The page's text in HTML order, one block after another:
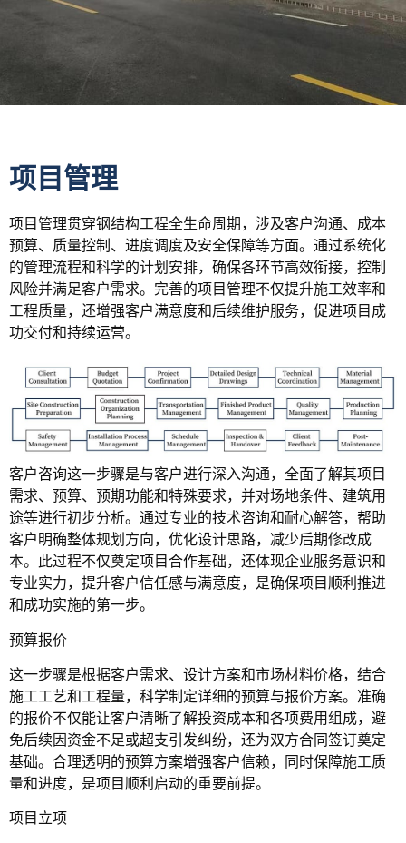
项目管理
项目管理贯穿钢结构工程全生命周期，涉及客户沟通、成本
预算、质量控制、进度调度及安全保障等方面。通过系统化
的管理流程和科学的计划安排，确保各环节高效衔接，控制
风险并满足客户需求。完善的项目管理不仅提升施工效率和
工程质量，还增强客户满意度和后续维护服务，促进项目成
功交付和持续运营。
客户咨询这一步骤是与客户进行深入沟通，全面了解其项目
需求、预算、预期功能和特殊要求，并对场地条件、建筑用
途等进行初步分析。通过专业的技术咨询和耐心解答，帮助
客户明确整体规划方向，优化设计思路，减少后期修改成
本。此过程不仅奠定项目合作基础，还体现企业服务意识和
专业实力，提升客户信任感与满意度，是确保项目顺利推进
和成功实施的第一步。
预算报价
这一步骤是根据客户需求、设计方案和市场材料价格，结合
施工工艺和工程量，科学制定详细的预算与报价方案。准确
的报价不仅能让客户清晰了解投资成本和各项费用组成，避
免后续因资金不足或超支引发纠纷，还为双方合同签订奠定
基础。合理透明的预算方案增强客户信赖，同时保障施工质
量和进度，是项目顺利启动的重要前提。
项目立项